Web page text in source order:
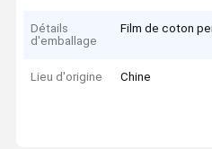
Détails
d'emballage
Film de coton
Lieu d'origine Chine